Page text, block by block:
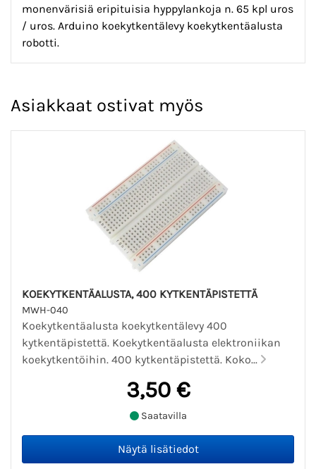
monenvärisiä eripituisia hyppylankoja n. 65 kpl uros
/ uros. Arduino koekytkentälevy koekytkentäalusta
robotti.
Asiakkaat ostivat myös
KOEKYTKENTÄALUSTA, 400 KYTKENTÄPISTETTÄ
MWH-040
Koekytkentäalusta koekytkentälevy 400
kytkentäpistettä. Koekytkentäalusta elektroniikan
koekytkentöihin. 400 kytkentäpistettä. Koko...
3,50 €
Saatavilla